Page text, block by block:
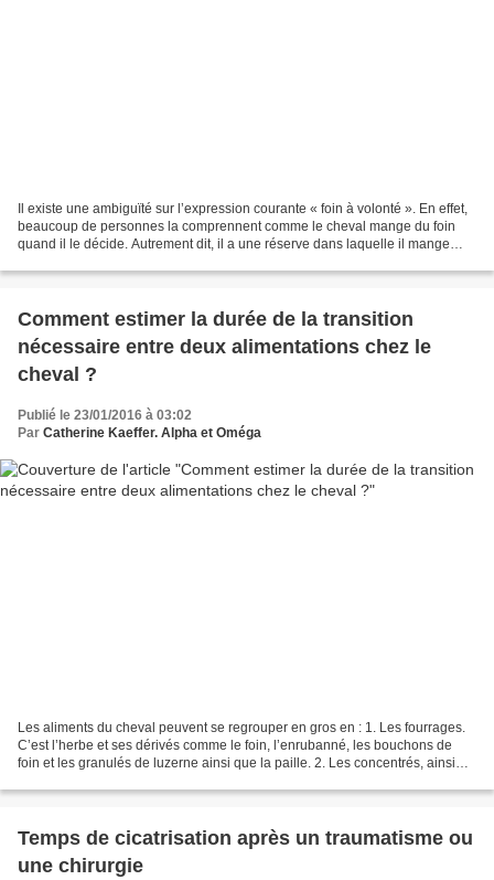
Il existe une ambiguïté sur l’expression courante « foin à volonté ». En effet,
beaucoup de personnes la comprennent comme le cheval mange du foin
quand il le décide. Autrement dit, il a une réserve dans laquelle il mange
Comment estimer la durée de la transition
nécessaire entre deux alimentations chez le
cheval ?
Publié le 23/01/2016 à 03:02
Par Catherine Kaeffer. Alpha et Oméga
Les aliments du cheval peuvent se regrouper en gros en : 1. Les fourrages.
C’est l’herbe et ses dérivés comme le foin, l’enrubanné, les bouchons de
foin et les granulés de luzerne ainsi que la paille. 2. Les concentrés, ainsi
Temps de cicatrisation après un traumatisme ou
une chirurgie